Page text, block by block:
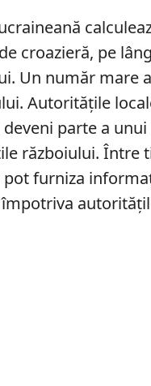
croazieră, pe
Un număr mare
Autoritățile
parte a
războiului. Între
furniza